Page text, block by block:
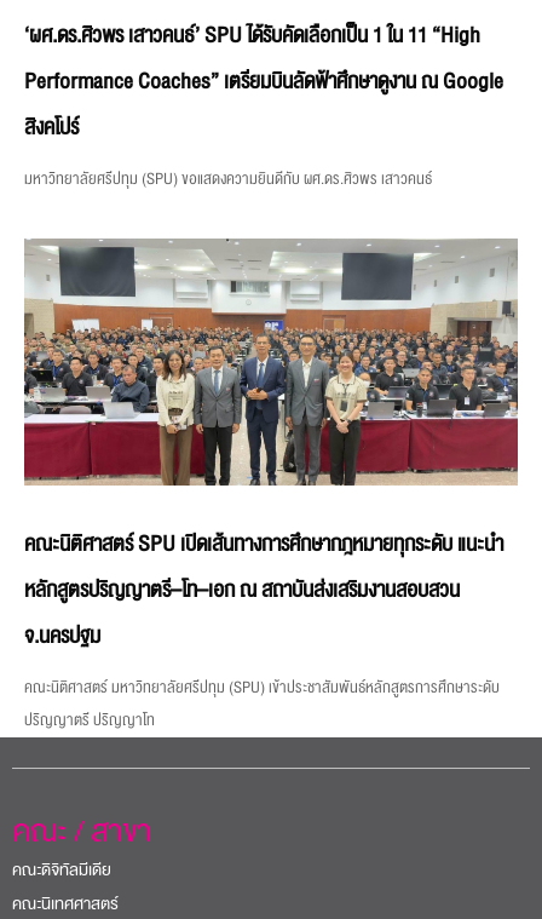
‘ผศ.ดร.ศิวพร เสาวคนธ์’ SPU ได้รับคัดเลือกเป็น 1 ใน 11 “High
Performance Coaches” เตรียมบินลัดฟ้าศึกษาดูงาน ณ Google
สิงคโปร์
มหาวิทยาลัยศรีปทุม (SPU) ขอแสดงความยินดีกับ ผศ.ดร.ศิวพร เสาวคนธ์
คณะนิติศาสตร์ SPU เปิดเส้นทางการศึกษากฎหมายทุกระดับ แนะนำ
หลักสูตรปริญญาตรี–โท–เอก ณ สถาบันส่งเสริมงานสอบสวน
จ.นครปฐม
คณะนิติศาสตร์ มหาวิทยาลัยศรีปทุม (SPU) เข้าประชาสัมพันธ์หลักสูตรการศึกษาระดับ
ปริญญาตรี ปริญญาโท
คณะ / สาขา
คณะดิจิทัลมีเดีย
คณะนิเทศศาสตร์